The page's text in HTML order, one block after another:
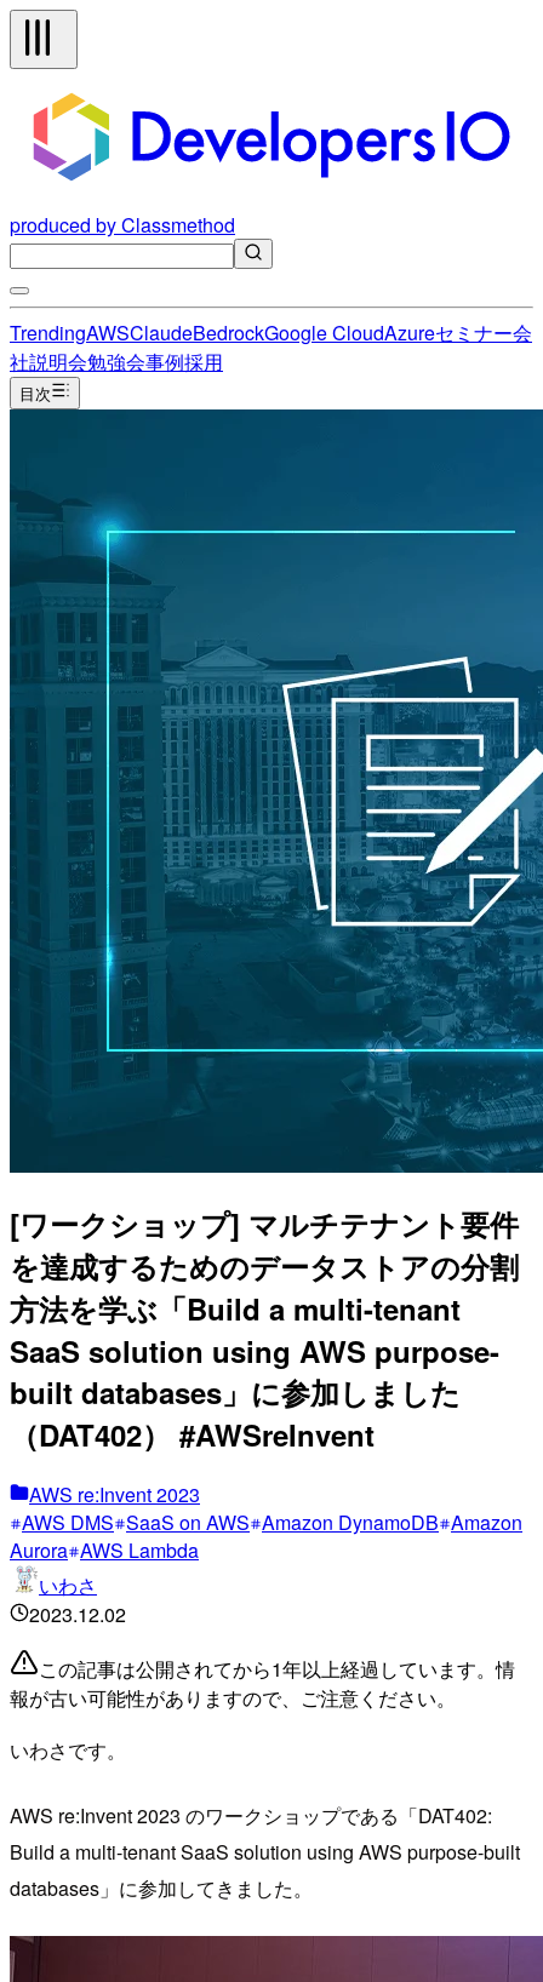
produced by Classmethod
TrendingAWSClaudeBedrockGoogle CloudAzureセミナー会
社説明会勉強会事例採用
目次
[ワークショップ] マルチテナント要件
を達成するためのデータストアの分割
方法を学ぶ「Build a multi-tenant
SaaS solution using AWS purpose-
built databases」に参加しました
（DAT402） #AWSreInvent
AWS re:Invent 2023
AWS DMS SaaS on AWS Amazon DynamoDB Amazon
Aurora AWS Lambda
いわさ
2023.12.02
この記事は公開されてから1年以上経過しています。情
報が古い可能性がありますので、ご注意ください。
いわさです。
AWS re:Invent 2023 のワークショップである「DAT402:
Build a multi-tenant SaaS solution using AWS purpose-built
databases」に参加してきました。